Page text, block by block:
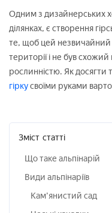
Одним з дизайнерських
ділянках, є створення
те, щоб цей незвичайний
території і не був
рослинністю. Як досягти
гіркусвоїми руками
Зміст статті
Що таке альпінарій
Види альпінаріїв
Кам'янистий сад